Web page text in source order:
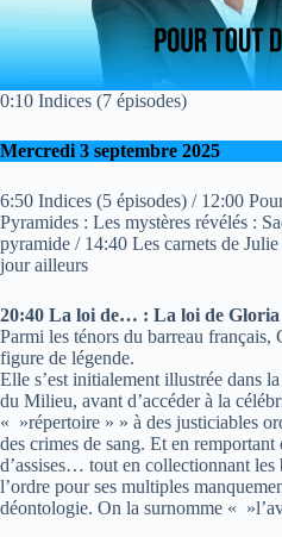
0:10 Indices (7 épisodes)
Mercredi 3 septembre 2025
6:50 Indices (5 épisodes) / 12:00
Pyramides : Les mystères révélés :
pyramide / 14:40 Les carnets de
jour ailleurs
20:40 La loi de… : La loi de Gloria
Parmi les ténors du barreau
figure de légende.
Elle s’est initialement illustrée dans
du Milieu, avant d’accéder à la
« »répertoire » » à des justiciables
des crimes de sang. Et en remportant
d’assises… tout en collectionnant les
l’ordre pour ses multiples
déontologie. On la surnomme «